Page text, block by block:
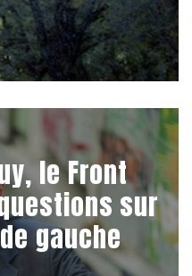
le Front
sur
gauche